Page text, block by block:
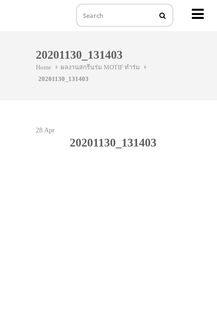
20201130_131403
Home
ผลงานสกรีนร่ม MOTIF ทำร่ม
20201130_131403
28 Apr
20201130_131403